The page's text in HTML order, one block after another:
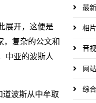
展开，这便是
，复杂的公文和
中亚的波斯人
波斯从中牟取
最
相
音
网
综合